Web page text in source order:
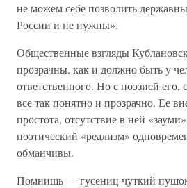
не можем себе позволить
России и не нужны».
Общественные взгляды
прозрачны, как и должно быть у
ответственного. Но с поэзией его,
все так понятно и прозрачно. Ее
простота, отсутствие в ней
поэтический «реализм»
обманчивы.
Помнишь — гусениц чуткий